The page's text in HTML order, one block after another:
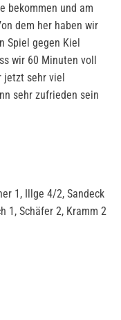
bekommen und am
dem her haben wir
Spiel gegen Kiel
wir 60 Minuten voll
jetzt sehr viel
sehr zufrieden sein
1, Illge 4/2, Sandeck
1, Schäfer 2, Kramm 2